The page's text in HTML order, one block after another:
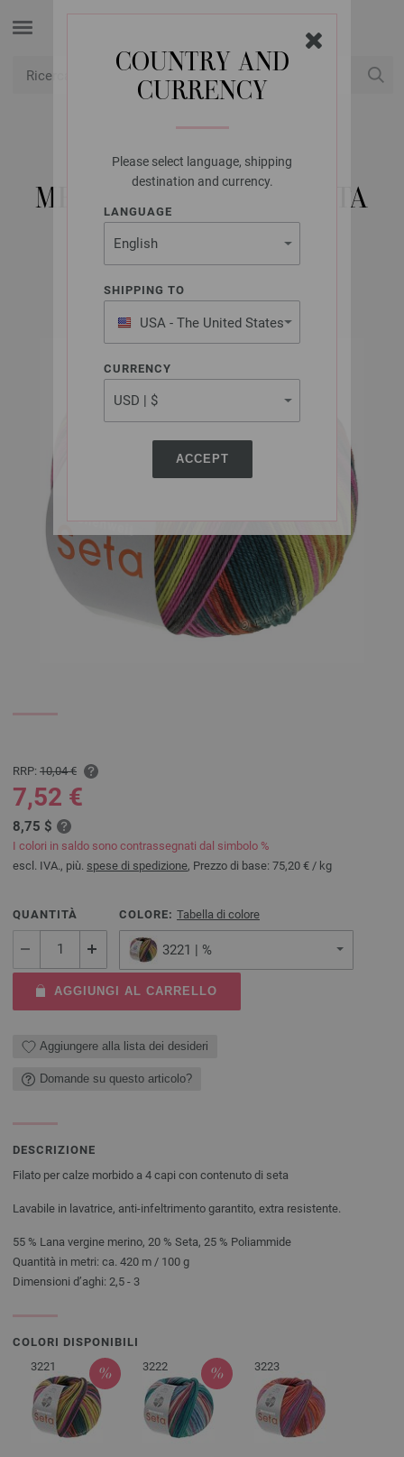
COUNTRY AND
CURRENCY
Please select language, shipping
destination and currency.
LANGUAGE
SHIPPING TO
USA - The United States
of America
CURRENCY
ACCEPT
LANA GROSSA
MEILENWEIT 100G SETA
SUMATRA
RRP: 10,04 €
7,52 €
8,75 $
I colori in saldo sono contrassegnati dal simbolo %
escl. IVA., più. spese di spedizione, Prezzo di base: 75,20 € / kg
QUANTITÀ COLORE: Tabella di colore
3221 | %
AGGIUNGI AL CARRELLO
Aggiungere alla lista dei desideri
Domande su questo articolo?
DESCRIZIONE
Filato per calze morbido a 4 capi con contenuto di seta
Lavabile in lavatrice, anti-infeltrimento garantito, extra resistente.
55 % Lana vergine merino, 20 % Seta, 25 % Poliammide
Quantità in metri: ca. 420 m / 100 g
Dimensioni d’aghi: 2,5 - 3
COLORI DISPONIBILI
3221
3222 3223